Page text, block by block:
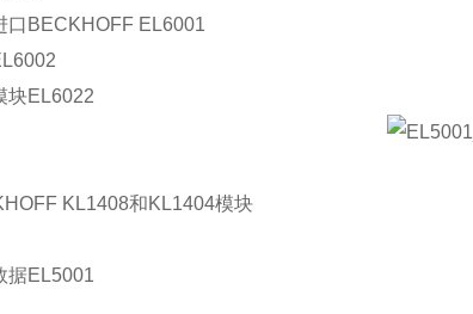
口BECKHOFF EL6001
块EL6022
KL1408和KL1404模块
据EL5001